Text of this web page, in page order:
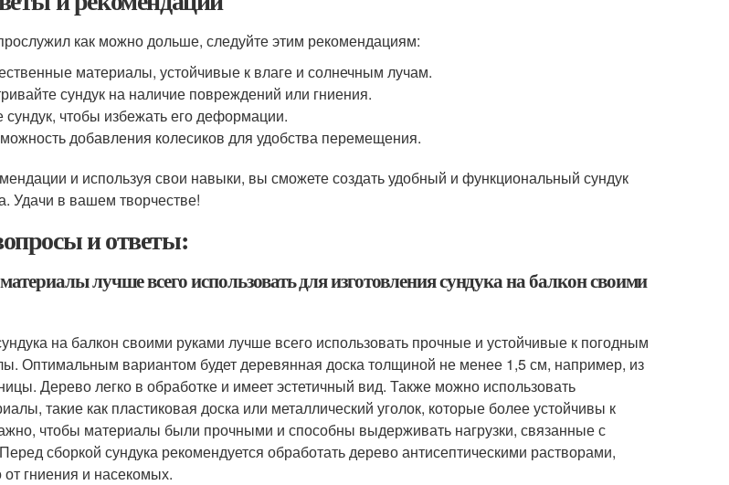
как можно дольше, следуйте этим рекомендациям:
материалы, устойчивые к влаге и солнечным лучам.
сундук на наличие повреждений или гниения.
сундук, чтобы избежать его деформации.
добавления колесиков для удобства перемещения.
и используя свои навыки, вы сможете создать удобный и функциональный сундук
Удачи в вашем творчестве!
и ответы:
лучше всего использовать для изготовления сундука на балкон своими
на балкон своими руками лучше всего использовать прочные и устойчивые к погодным
Оптимальным вариантом будет деревянная доска толщиной не менее 1,5 см, например, из
Дерево легко в обработке и имеет эстетичный вид. Также можно использовать
такие как пластиковая доска или металлический уголок, которые более устойчивы к
чтобы материалы были прочными и способны выдерживать нагрузки, связанные с
сборкой сундука рекомендуется обработать дерево антисептическими растворами,
от гниения и насекомых.